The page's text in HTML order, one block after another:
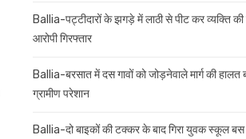
Ballia-पट्टीदारों के झगड़े में लाठी से पीट कर व्यक्ति की
आरोपी गिरफ्तार
Ballia-बरसात में दस गावों को जोड़नेवाले मार्ग की हालत
ग्रामीण परेशान
Ballia-दो बाइकों की टक्कर के बाद गिरा युवक स्कूल